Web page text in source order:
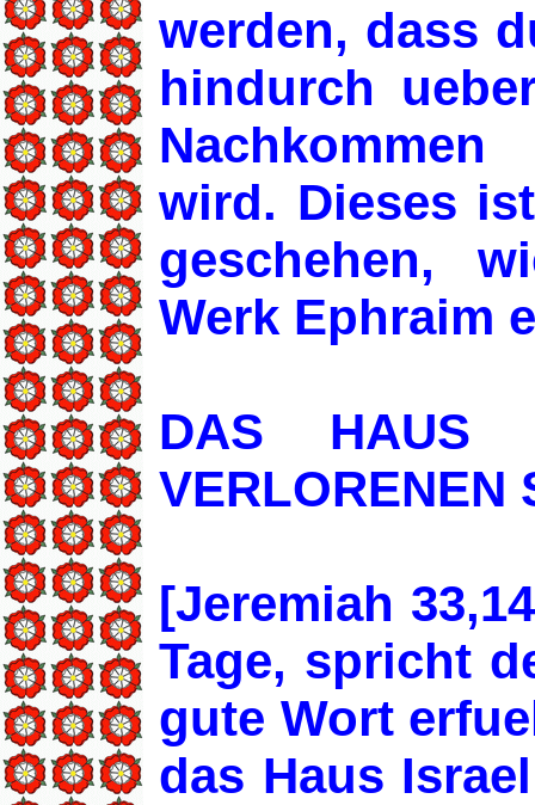
werden, dass
hindurch
wird. Dieses
geschehen,
Werk Ephraim
DAS HAUS
VERLORENEN
[Jeremiah
Tage, spricht
gute Wort
das Haus